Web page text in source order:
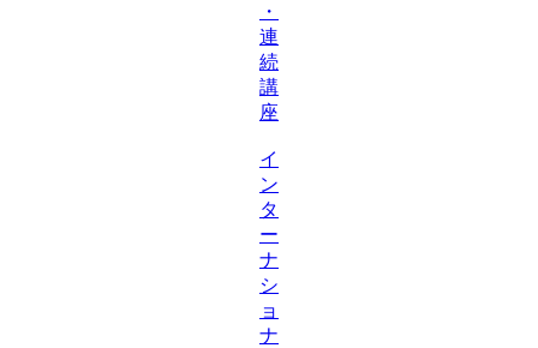
・
連
続
講
座
イ
ン
タ
ー
ナ
シ
ョ
ナ